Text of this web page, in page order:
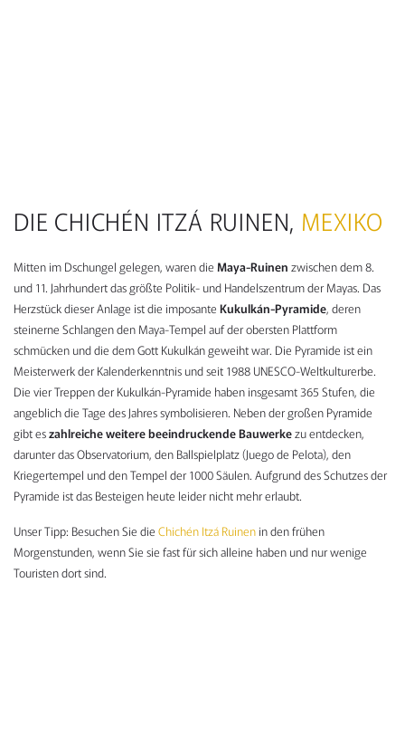
DIE CHICHÉN ITZÁ RUINEN, MEXIKO
Mitten im Dschungel gelegen, waren die Maya-Ruinen zwischen dem 8.
und 11. Jahrhundert das größte Politik- und Handelszentrum der Mayas. Das
Herzstück dieser Anlage ist die imposante Kukulkán-Pyramide, deren
steinerne Schlangen den Maya-Tempel auf der obersten Plattform
schmücken und die dem Gott Kukulkán geweiht war. Die Pyramide ist ein
Meisterwerk der Kalenderkenntnis und seit 1988 UNESCO-Weltkulturerbe.
Die vier Treppen der Kukulkán-Pyramide haben insgesamt 365 Stufen, die
angeblich die Tage des Jahres symbolisieren. Neben der großen Pyramide
gibt eszahlreiche weitere beeindruckende Bauwerkezu entdecken,
darunter das Observatorium, den Ballspielplatz (Juego de Pelota), den
Kriegertempel und den Tempel der 1000 Säulen. Aufgrund des Schutzes der
Pyramide ist das Besteigen heute leider nicht mehr erlaubt.
Unser Tipp: Besuchen Sie die Chichén Itzá Ruinen in den frühen
Morgenstunden, wenn Sie sie fast für sich alleine haben und nur wenige
Touristen dort sind.